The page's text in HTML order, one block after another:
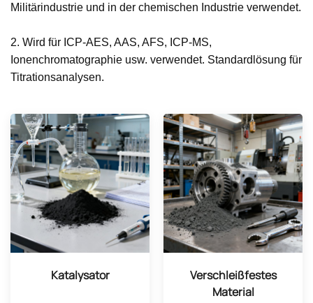
Militärindustrie und in der chemischen Industrie verwendet.
2. Wird für ICP-AES, AAS, AFS, ICP-MS,
Ionenchromatographie usw. verwendet. Standardlösung für
Titrationsanalysen.
Katalysator
Verschleißfestes
Material